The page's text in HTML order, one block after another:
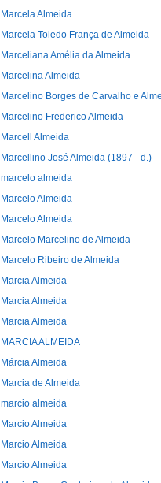
Marcela Almeida
Marcela Toledo França de Almeida
Marceliana Amélia da Almeida
Marcelina Almeida
Marcelino Borges de Carvalho e
Marcelino Frederico Almeida
Marcell Almeida
Marcellino José Almeida (1897 - d.)
marcelo almeida
Marcelo Almeida
Marcelo Almeida
Marcelo Marcelino de Almeida
Marcelo Ribeiro de Almeida
Marcia Almeida
Marcia Almeida
Marcia Almeida
MARCIA ALMEIDA
Márcia Almeida
Marcia de Almeida
marcio almeida
Marcio Almeida
Marcio Almeida
Marcio Almeida